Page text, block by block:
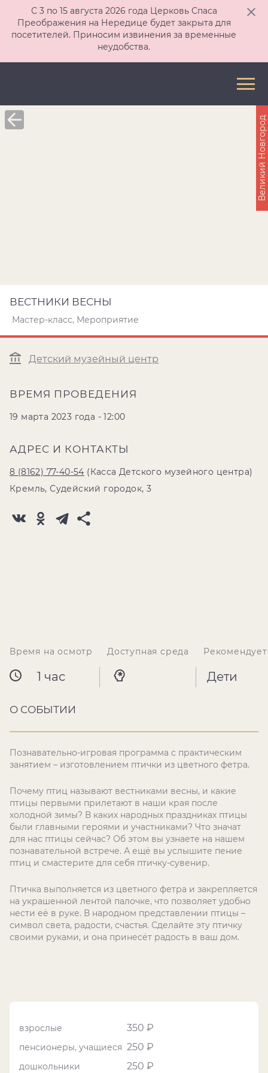
С 3 по 15 августа 2026 года Церковь Спаса
Преображения на Нередице будет закрыта для
посетителей. Приносим извинения за временные
неудобства.
ВЕСТНИКИ ВЕСНЫ
Мастер-класс, Мероприятие
Детский музейный центр
ВРЕМЯ ПРОВЕДЕНИЯ
19 марта 2023 года - 12:00
АДРЕС И КОНТАКТЫ
8 (8162) 77-40-54 (Касса Детского музейного центра)
Кремль, Судейский городок, 3
Великий Новгород
Время на осмотр
1 час
Доступная среда
Дети
О СОБЫТИИ
Познавательно-игровая программа с практическим
занятием – изготовлением птички из цветного фетра.
Почему птиц называют вестниками весны, и какие
птицы первыми прилетают в наши края после
холодной зимы? В каких народных праздниках птицы
были главными героями и участниками? Что значат
для нас птицы сейчас? Об этом вы узнаете на нашем
познавательной встрече. А ещё вы услышите пение
птиц и смастерите для себя птичку-сувенир.
Птичка выполняется из цветного фетра и закрепляется
на украшенной лентой палочке, что позволяет удобно
нести её в руке. В народном представлении птицы –
символ света, радости, счастья. Сделайте эту птичку
своими руками, и она принесёт радость в ваш дом.
взрослые 350 ₽
пенсионеры, учащиеся 250 ₽
дошкольники 250 ₽